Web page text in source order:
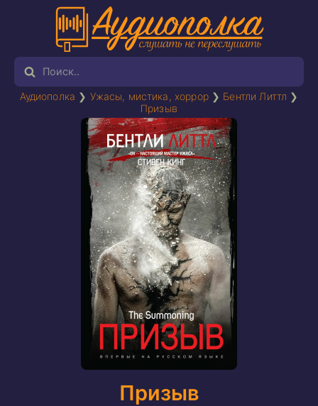
Аудиополка ❯ Ужасы, мистика, хоррор ❯ Бентли Литтл ❯
Призыв
Призыв